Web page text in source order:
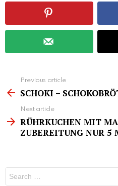
more
Previous article
SCHOKI –
Next article
RÜHRKUCHEN MIT
ZUBEREITUNG NUR 5
for: